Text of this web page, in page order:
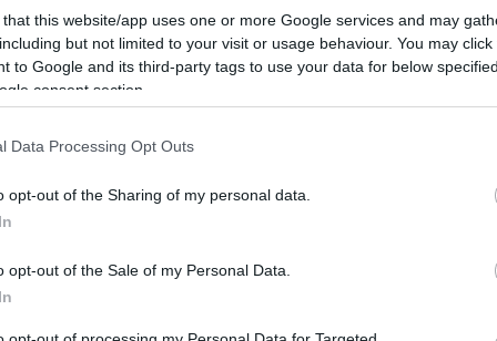
that this website/app uses one or more Google services and may
but not limited to your visit or usage behaviour. You may
to Google and its third-party tags to use your data for below
consent section.
Data Processing Opt Outs
opt-out of the Sharing of my personal data.
opt-out of the Sale of my Personal Data.
a nyüzsgő városokban, de a borászatokkal
Nem sokat találunk urbánus környezetben. Vagy
azt mondanánk, hogy egy-egy világvárosban az utcán
beugorhatsz a helyi borászathoz, és szőlőföldjére is?
A